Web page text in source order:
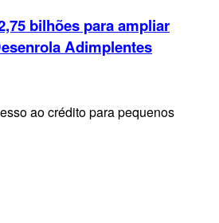
bilhões para ampliar
Adimplentes
ao crédito para pequenos